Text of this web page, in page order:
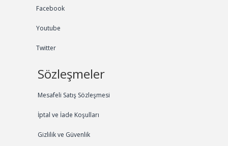
Facebook
Youtube
Twitter
Sözleşmeler
Mesafeli Satış Sözleşmesi
İptal ve İade Koşulları
Gizlilik ve Güvenlik